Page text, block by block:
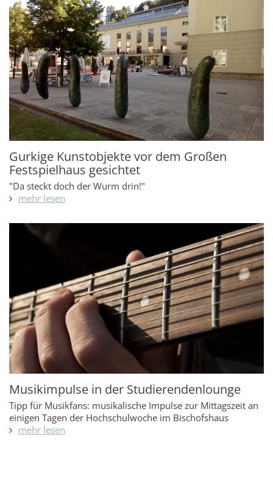
Gurkige Kunstobjekte vor dem Großen
Festspielhaus gesichtet
"Da steckt doch der Wurm drin!"
mehr lesen
Musikimpulse in der Studierendenlounge
Tipp für Musikfans: musikalische Impulse zur Mittagszeit an
einigen Tagen der Hochschulwoche im Bischofshaus
mehr lesen